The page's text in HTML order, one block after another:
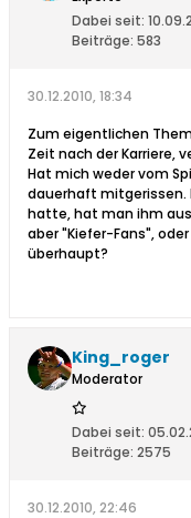
Dabei seit:
Beiträge: 583
30.12.2010, 18:34
Zum eigentlichen
Zeit nach der Karriere,
Hat mich weder vom
dauerhaft mitgerissen.
hatte, hat man ihm
aber "Kiefer-Fans",
überhaupt?
King_roger
Moderator
Dabei seit:
Beiträge: 2575
30.12.2010, 22:46